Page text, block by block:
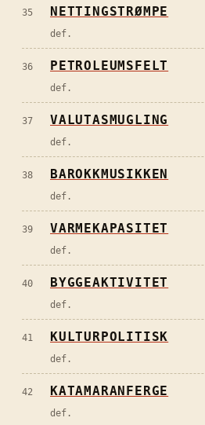
35 NETTINGSTRØMPE
def.
36 PETROLEUMSFELT
def.
37 VALUTASMUGLING
def.
38 BAROKKMUSIKKEN
def.
39 VARMEKAPASITET
def.
40 BYGGEAKTIVITET
def.
41 KULTURPOLITISK
def.
42 KATAMARANFERGE
def.